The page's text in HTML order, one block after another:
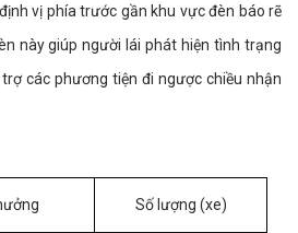
vị phía trước gần khu vực đèn báo rẽ
này giúp người lái phát hiện tình trạng
các phương tiện đi ngược chiều nhận
Số lượng (xe)